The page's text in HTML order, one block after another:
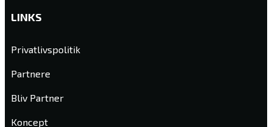
LINKS
Privatlivspolitik
Partnere
Bliv Partner
Koncept